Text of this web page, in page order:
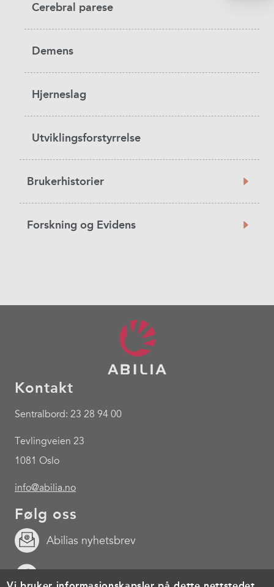
Cerebral parese
Demens
Hjerneslag
Utviklingsforstyrrelse
Brukerhistorier
Forskning og Evidens
Kontakt
Sentralbord: 23 28 94 00
Tevlingveien 23
1081 Oslo
info@abilia.no
Følg oss
Abilias nyhetsbrev